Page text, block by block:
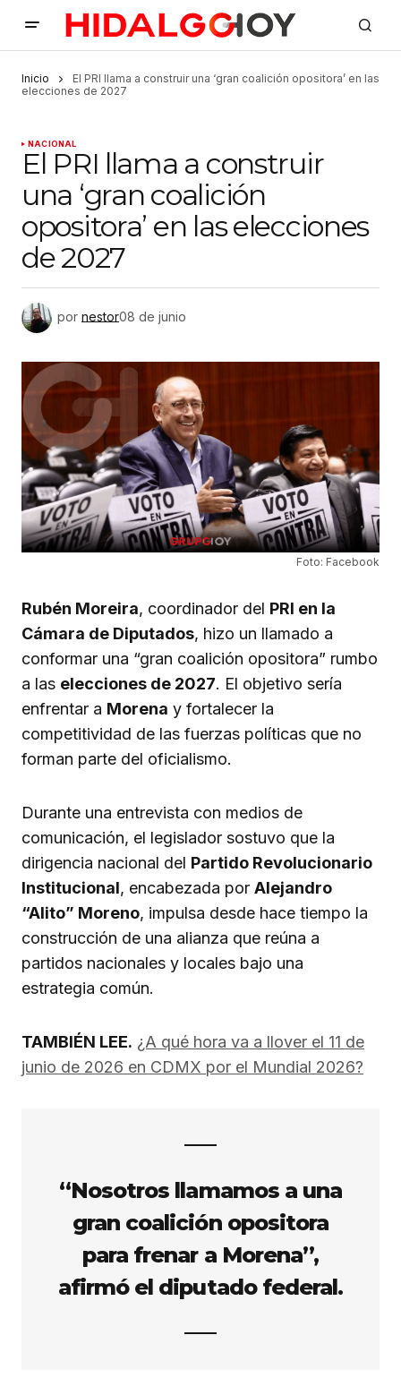
Inicio
El PRI llama a construir una ‘gran coalición opositora’ en las
elecciones de 2027
NACIONAL
El PRI llama a construir
una ‘gran coalición
opositora’ en las elecciones
de 2027
por nestor08 de junio
Foto: Facebook
Rubén Moreira, coordinador del PRI en la
Cámara de Diputados, hizo un llamado a
conformar una “gran coalición opositora” rumbo
a las elecciones de 2027. El objetivo sería
enfrentar a Morena y fortalecer la
competitividad de las fuerzas políticas que no
forman parte del oficialismo.
Durante una entrevista con medios de
comunicación, el legislador sostuvo que la
dirigencia nacional del Partido Revolucionario
Institucional, encabezada por Alejandro
“Alito” Moreno, impulsa desde hace tiempo la
construcción de una alianza que reúna a
partidos nacionales y locales bajo una
estrategia común.
TAMBIÉN LEE. ¿A qué hora va a llover el 11 de
junio de 2026 en CDMX por el Mundial 2026?
“Nosotros llamamos a una
gran coalición opositora
para frenar a Morena”,
afirmó el diputado federal.